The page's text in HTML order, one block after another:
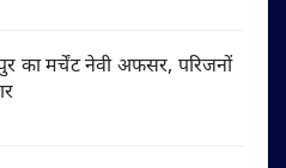
का मर्चेंट नेवी अफसर, परिजनों